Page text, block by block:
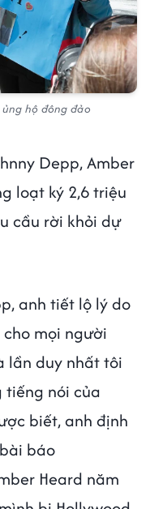
hộ đông đảo
Depp, Amber
loạt ký 2,6 triệu
cầu rời khỏi dự
anh tiết lộ lý do
mọi người
lần duy nhất tôi
tiếng nói của
biết, anh định
báo
Heard năm